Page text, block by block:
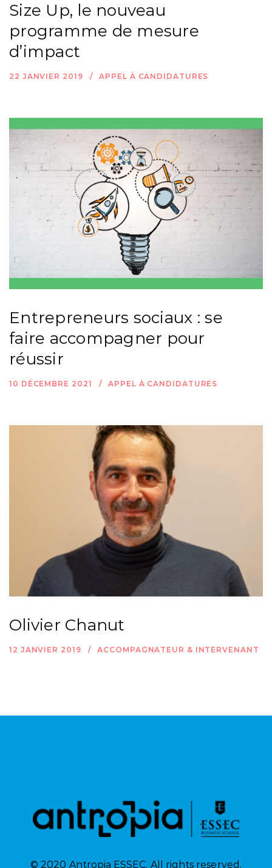
Size Up, le nouveau
programme de mesure
d’impact
22 JANVIER 2019 APPEL À CANDIDATURES
Entrepreneurs sociaux : se
faire accompagner pour
réussir
10 DÉCEMBRE 2021 APPEL À CANDIDATURES
Olivier Chanut
12 JANVIER 2019 ACCOMPAGNATEUR & INTERVENANT
© 2020 Antropia ESSEC. All rights reserved.